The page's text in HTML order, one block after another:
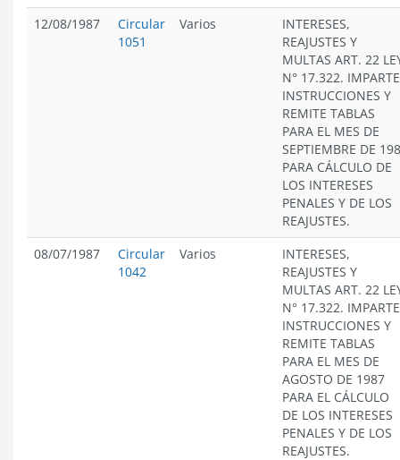
12/08/1987
Circular
1051
Varios
INTERESES,
REAJUSTES Y
MULTAS ART. 22
N° 17.322. IMPARTE
INSTRUCCIONES Y
REMITE TABLAS
PARA EL MES DE
SEPTIEMBRE DE
PARA CÁLCULO DE
LOS INTERESES
PENALES Y DE LOS
REAJUSTES.
08/07/1987
Circular
1042
Varios
INTERESES,
REAJUSTES Y
MULTAS ART. 22
N° 17.322. IMPARTE
INSTRUCCIONES Y
REMITE TABLAS
PARA EL MES DE
AGOSTO DE 1987
PARA EL CÁLCULO
DE LOS INTERESES
PENALES Y DE LOS
REAJUSTES.